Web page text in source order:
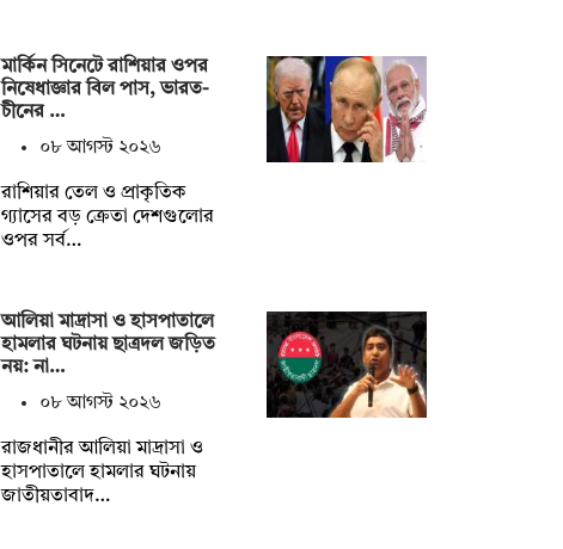
মার্কিন সিনেটে রাশিয়ার ওপর
নিষেধাজ্ঞার বিল পাস, ভারত-
চীনের …
০৮ আগস্ট ২০২৬
রাশিয়ার তেল ও প্রাকৃতিক
গ্যাসের বড় ক্রেতা দেশগুলোর
ওপর সর্ব…
আলিয়া মাদ্রাসা ও হাসপাতালে
হামলার ঘটনায় ছাত্রদল জড়িত
নয়: না…
০৮ আগস্ট ২০২৬
রাজধানীর আলিয়া মাদ্রাসা ও
হাসপাতালে হামলার ঘটনায়
জাতীয়তাবাদ…